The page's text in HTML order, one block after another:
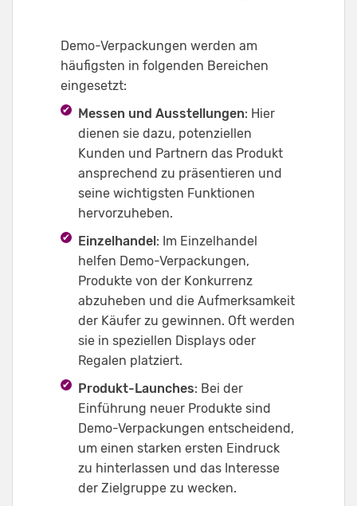
Demo-Verpackungen werden am
häufigsten in folgenden Bereichen
eingesetzt:
Messen und Ausstellungen: Hier
dienen sie dazu, potenziellen
Kunden und Partnern das Produkt
ansprechend zu präsentieren und
seine wichtigsten Funktionen
hervorzuheben.
Einzelhandel: Im Einzelhandel
helfen Demo-Verpackungen,
Produkte von der Konkurrenz
abzuheben und die Aufmerksamkeit
der Käufer zu gewinnen. Oft werden
sie in speziellen Displays oder
Regalen platziert.
Produkt-Launches: Bei der
Einführung neuer Produkte sind
Demo-Verpackungen entscheidend,
um einen starken ersten Eindruck
zu hinterlassen und das Interesse
der Zielgruppe zu wecken.